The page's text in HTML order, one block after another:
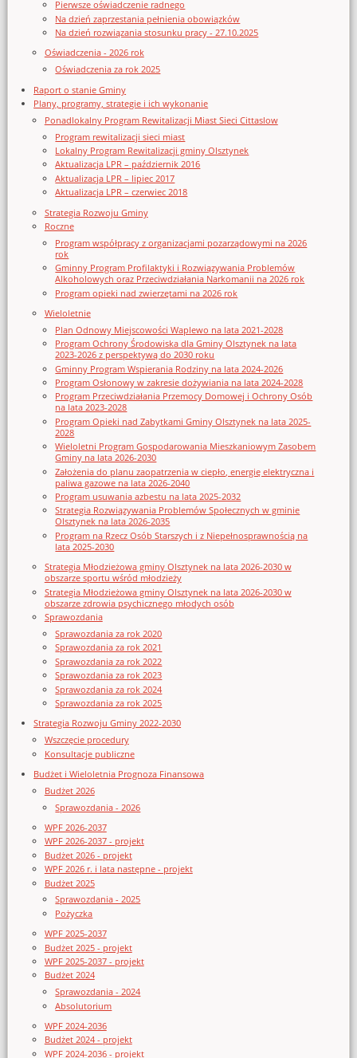
Pierwsze oświadczenie radnego
Na dzień zaprzestania pełnienia obowiązków
Na dzień rozwiązania stosunku pracy - 27.10.2025
Oświadczenia - 2026 rok
Oświadczenia za rok 2025
Raport o stanie Gminy
Plany, programy, strategie i ich wykonanie
Ponadlokalny Program Rewitalizacji Miast Sieci Cittaslow
Program rewitalizacji sieci miast
Lokalny Program Rewitalizacji gminy Olsztynek
Aktualizacja LPR – październik 2016
Aktualizacja LPR – lipiec 2017
Aktualizacja LPR – czerwiec 2018
Strategia Rozwoju Gminy
Roczne
Program współpracy z organizacjami pozarządowymi na 2026
rok
Gminny Program Profilaktyki i Rozwiązywania Problemów
Alkoholowych oraz Przeciwdziałania Narkomanii na 2026 rok
Program opieki nad zwierzętami na 2026 rok
Wieloletnie
Plan Odnowy Miejscowości Waplewo na lata 2021-2028
Program Ochrony Środowiska dla Gminy Olsztynek na lata
2023-2026 z perspektywą do 2030 roku
Gminny Program Wspierania Rodziny na lata 2024-2026
Program Osłonowy w zakresie dożywiania na lata 2024-2028
Program Przeciwdziałania Przemocy Domowej i Ochrony Osób
na lata 2023-2028
Program Opieki nad Zabytkami Gminy Olsztynek na lata 2025-
2028
Wieloletni Program Gospodarowania Mieszkaniowym Zasobem
Gminy na lata 2026-2030
Założenia do planu zaopatrzenia w ciepło, energię elektryczna i
paliwa gazowe na lata 2026-2040
Program usuwania azbestu na lata 2025-2032
Strategia Rozwiązywania Problemów Społecznych w gminie
Olsztynek na lata 2026-2035
Program na Rzecz Osób Starszych i z Niepełnosprawnością na
lata 2025-2030
Strategia Młodzieżowa gminy Olsztynek na lata 2026-2030 w
obszarze sportu wśród młodzieży
Strategia Młodzieżowa gminy Olsztynek na lata 2026-2030 w
obszarze zdrowia psychicznego młodych osób
Sprawozdania
Sprawozdania za rok 2020
Sprawozdania za rok 2021
Sprawozdania za rok 2022
Sprawozdania za rok 2023
Sprawozdania za rok 2024
Sprawozdania za rok 2025
Strategia Rozwoju Gminy 2022-2030
Wszczęcie procedury
Konsultacje publiczne
Budżet i Wieloletnia Prognoza Finansowa
Budżet 2026
Sprawozdania - 2026
WPF 2026-2037
WPF 2026-2037 - projekt
Budżet 2026 - projekt
WPF 2026 r. i lata następne - projekt
Budżet 2025
Sprawozdania - 2025
Pożyczka
WPF 2025-2037
Budżet 2025 - projekt
WPF 2025-2037 - projekt
Budżet 2024
Sprawozdania - 2024
Absolutorium
WPF 2024-2036
Budżet 2024 - projekt
WPF 2024-2036 - projekt